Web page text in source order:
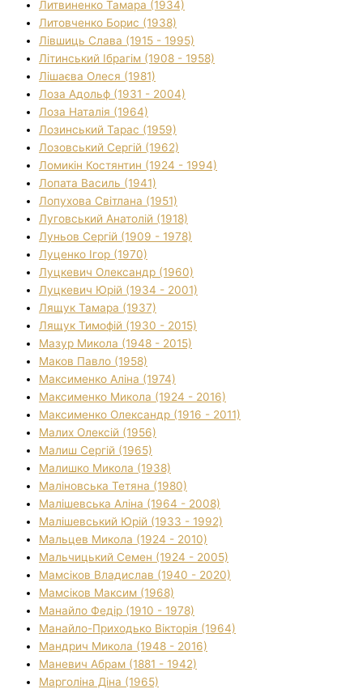
Литвиненко Тамара (1934)
Литовченко Борис (1938)
Лівшиць Слава (1915 - 1995)
Літинський Ібрагім (1908 - 1958)
Лішаєва Олеся (1981)
Лоза Адольф (1931 - 2004)
Лоза Наталія (1964)
Лозинський Тарас (1959)
Лозовський Сергій (1962)
Ломикін Костянтин (1924 - 1994)
Лопата Василь (1941)
Лопухова Світлана (1951)
Луговський Анатолій (1918)
Луньов Сергій (1909 - 1978)
Луценко Ігор (1970)
Луцкевич Олександр (1960)
Луцкевич Юрій (1934 - 2001)
Лящук Тамара (1937)
Лящук Тимофій (1930 - 2015)
Мазур Микола (1948 - 2015)
Маков Павло (1958)
Максименко Аліна (1974)
Максименко Микола (1924 - 2016)
Максименко Олександр (1916 - 2011)
Малих Олексій (1956)
Малиш Сергій (1965)
Малишко Микола (1938)
Маліновська Тетяна (1980)
Малішевська Аліна (1964 - 2008)
Малішевський Юрій (1933 - 1992)
Мальцев Микола (1924 - 2010)
Мальчицький Семен (1924 - 2005)
Мамсіков Владислав (1940 - 2020)
Мамсіков Максим (1968)
Манайло Федір (1910 - 1978)
Манайло-Приходько Вікторія (1964)
Мандрич Микола (1948 - 2016)
Маневич Абрам (1881 - 1942)
Марголіна Діна (1965)